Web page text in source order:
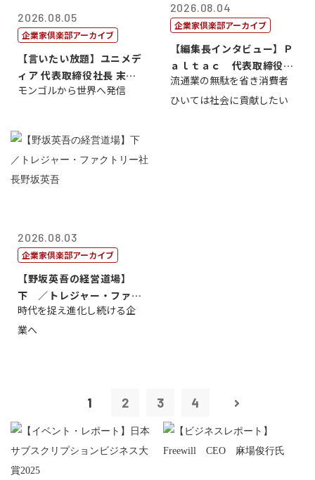
2026.08.05
企業家倶楽部アーカイブ
【言いたい放題】ユニメデ
ィア 代表取締役社長 末田
真
モンゴルから世界へ発信
2026.08.04
企業家倶楽部アーカイブ
【編集長インタビュー】Ｐ
ａｌｔａｃ 代表取締役会
長三木田國夫
流通業の無駄を省き消費者
ひいては社会に貢献したい
2026.08.03
企業家倶楽部アーカイブ
【野坂英吾の経営道場】
下 ／トレジャー・ファク
トリー社長野坂...
時代を捉え進化し続ける企
業へ
1 2 3 4